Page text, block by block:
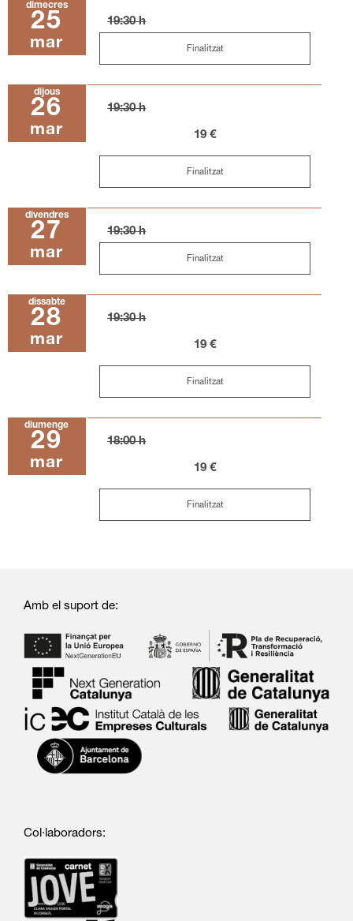
dimecres
25
mar
19:30 h
Finalitzat
dijous
26
mar
19:30 h
19 €
Finalitzat
divendres
27
mar
19:30 h
Finalitzat
dissabte
28
mar
19:30 h
19 €
Finalitzat
diumenge
29
mar
18:00 h
19 €
Finalitzat
Amb el suport de:
Col·laboradors: